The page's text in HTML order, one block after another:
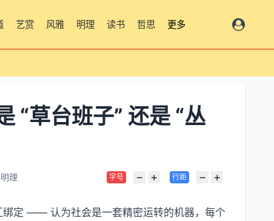
艺赏 风雅 明理 读书 哲思 更多
“草台班子” 还是 “丛
明理 字号 − + 行距 − +
绑定 —— 认为社会是一套精密运转的机器，每个